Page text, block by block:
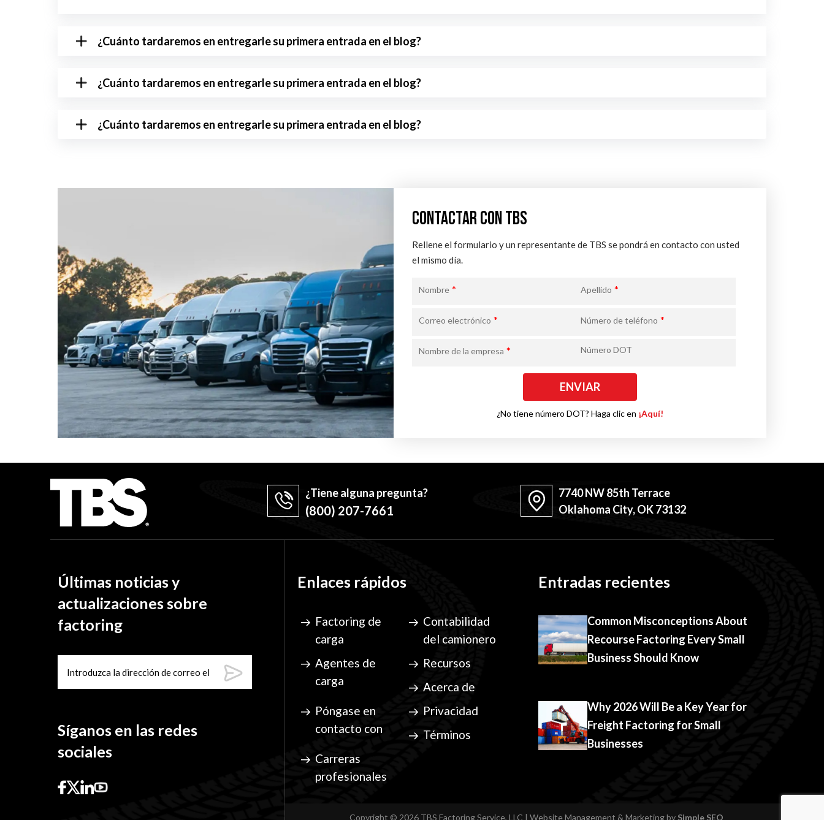
¿Cuánto tardaremos en entregarle su primera entrada en el blog?
¿Cuánto tardaremos en entregarle su primera entrada en el blog?
¿Cuánto tardaremos en entregarle su primera entrada en el blog?
CONTACTAR CON TBS
Rellene el formulario y un representante de TBS se pondrá en contacto con usted
el mismo día.
Nombre * Apellido *
Correo electrónico * Número de teléfono *
Nombre de la empresa * Número DOT
¿No tiene número DOT? Haga clic en ¡Aquí!
¿Tiene alguna pregunta?
(800) 207-7661
7740 NW 85th Terrace
Oklahoma City, OK 73132
Últimas noticias y
actualizaciones sobre
factoring
Síganos en las redes
sociales
Enlaces rápidos
Factoring de
carga
Contabilidad
del camionero
Agentes de
carga
Recursos
Acerca de
Póngase en
contacto con
Privacidad
Términos
Carreras
profesionales
Entradas recientes
Common Misconceptions About
Recourse Factoring Every Small
Business Should Know
Why 2026 Will Be a Key Year for
Freight Factoring for Small
Businesses
Copyright © 2026 TBS Factoring Service, LLC | Website Management & Marketing by Simple SEO